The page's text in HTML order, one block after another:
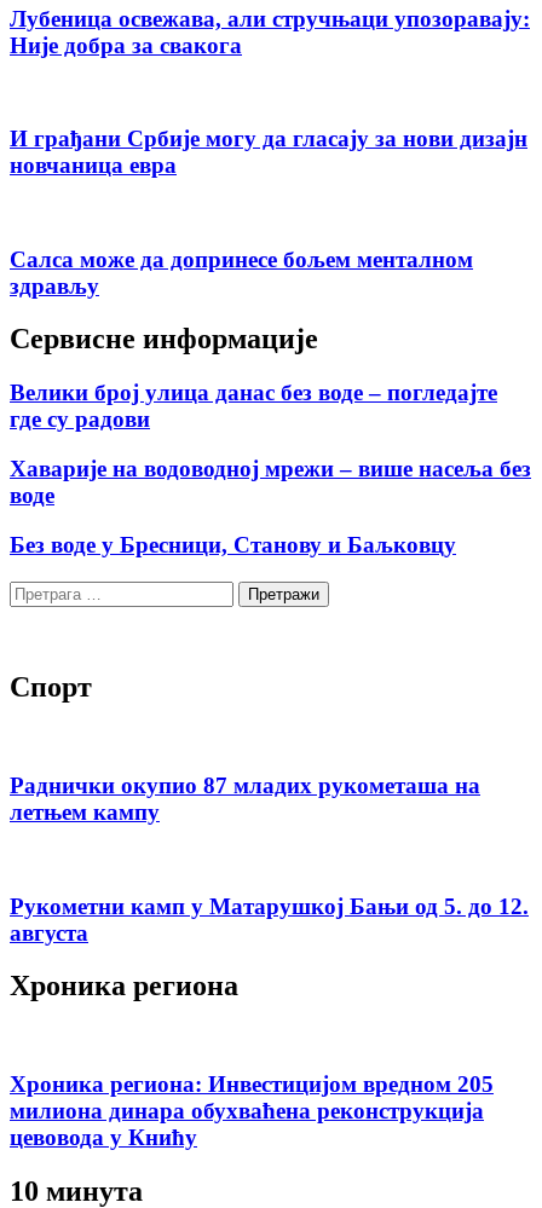
Лубеница освежава, али стручњаци упозоравају:
Није добра за свакога
И грађани Србије могу да гласају за нови дизајн
новчаница евра
Салса може да допринесе бољем менталном
здрављу
Сервисне информације
Велики број улица данас без воде – погледајте
где су радови
Хаварије на водоводној мрежи – више насеља без
воде
Без воде у Бресници, Станову и Баљковцу
Претрага
за:
Спорт
Раднички окупио 87 младих рукометаша на
летњем кампу
Рукометни камп у Матарушкој Бањи од 5. до 12.
августа
Хроника региона
Хроника региона: Инвестицијом вредном 205
милиона динара обухваћена реконструкција
цевовода у Книћу
10 минута